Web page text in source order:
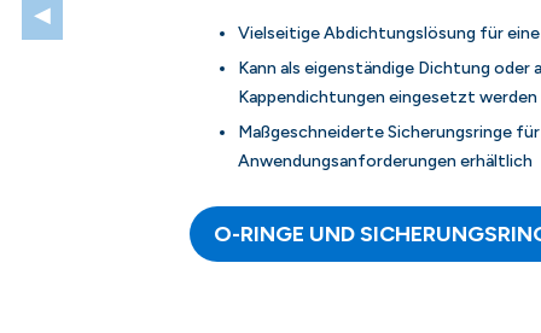
Vielseitige Abdichtungslösung für
Kann als eigenständige Dichtung oder
Kappendichtungen eingesetzt werden
Maßgeschneiderte Sicherungsringe
Anwendungsanforderungen erhältlich
O-RINGE UND
◀